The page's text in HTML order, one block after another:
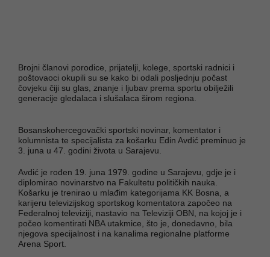
Brojni članovi porodice, prijatelji, kolege, sportski radnici i
poštovaoci okupili su se kako bi odali posljednju počast
čovjeku čiji su glas, znanje i ljubav prema sportu obilježili
generacije gledalaca i slušalaca širom regiona.
Bosanskohercegovački sportski novinar, komentator i
kolumnista te specijalista za košarku Edin Avdić preminuo je
3. juna u 47. godini života u Sarajevu.
Avdić je rođen 19. juna 1979. godine u Sarajevu, gdje je i
diplomirao novinarstvo na Fakultetu političkih nauka.
Košarku je trenirao u mlađim kategorijama KK Bosna, a
karijeru televizijskog sportskog komentatora započeo na
Federalnoj televiziji, nastavio na Televiziji OBN, na kojoj je i
počeo komentirati NBA utakmice, što je, donedavno, bila
njegova specijalnost i na kanalima regionalne platforme
Arena Sport.